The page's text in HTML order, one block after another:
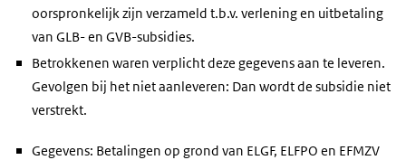
oorspronkelijk zijn verzameld t.b.v. verlening en uitbetaling
van GLB- en GVB-subsidies.
Betrokkenen waren verplicht deze gegevens aan te leveren.
Gevolgen bij het niet aanleveren: Dan wordt de subsidie niet
verstrekt.
Gegevens: Betalingen op grond van ELGF, ELFPO en EFMZV